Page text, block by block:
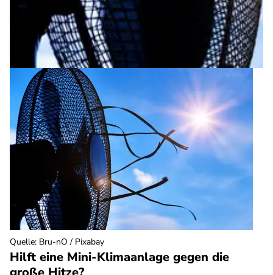
Hilft eine Mini-Klimaanlage gegen die
Quelle: Bru-nO / Pixabay